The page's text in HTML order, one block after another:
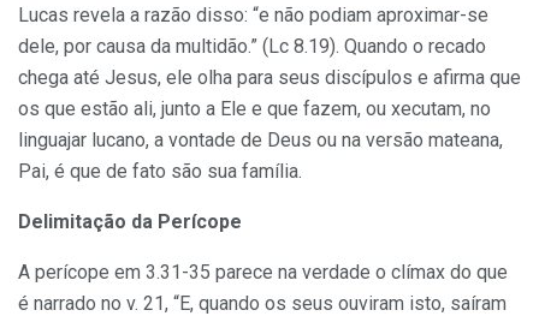
Lucas revela a razão disso: “e não podiam aproximar-se
dele, por causa da multidão.” (Lc 8.19). Quando o recado
chega até Jesus, ele olha para seus discípulos e afirma que
os que estão ali, junto a Ele e que fazem, ou xecutam, no
linguajar lucano, a vontade de Deus ou na versão mateana,
Pai, é que de fato são sua família.
Delimitação da Perícope
A perícope em 3.31-35 parece na verdade o clímax do que
é narrado no v. 21, “E, quando os seus ouviram isto, saíram